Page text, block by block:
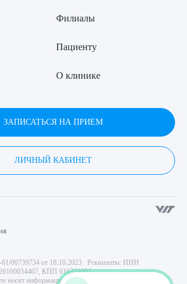
Филиалы
Пациенту
О клинике
ЗАПИСАТЬСЯ НА ПРИЕМ
ЛИЧНЫЙ КАБИНЕТ
61/00739734 от 18.10.2023 Реквизиты: ИНН
КПП 616301001
носят информационный характер и не являются